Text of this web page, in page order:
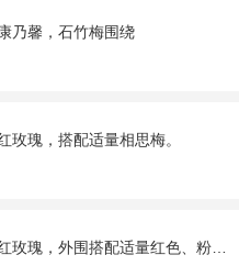
乃馨，石竹梅围绕
玫瑰，搭配适量相思梅。
，外围搭配适量红色、粉色、白色石竹梅。